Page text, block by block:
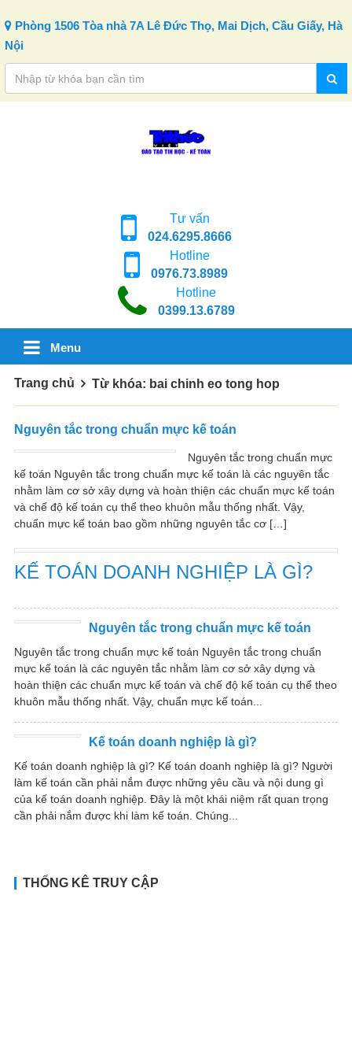
Phòng 1506 Tòa nhà 7A Lê Đức Thọ, Mai Dịch, Cầu Giấy, Hà
Nội
Tư vấn
024.6295.8666
Hotline
0976.73.8989
Hotline
0399.13.6789
Menu
Trang chủ Từ khóa: bai chinh eo tong hop
Nguyên tắc trong chuẩn mực kế toán
Nguyên tắc trong chuẩn mực
kế toán Nguyên tắc trong chuẩn mực kế toán là các nguyên tắc
nhằm làm cơ sở xây dựng và hoàn thiện các chuẩn mực kế toán
và chế độ kế toán cụ thể theo khuôn mẫu thống nhất. Vậy,
chuẩn mực kế toán bao gồm những nguyên tắc cơ […]
KẾ TOÁN DOANH NGHIỆP LÀ GÌ?
Nguyên tắc trong chuẩn mực kế toán
Nguyên tắc trong chuẩn mực kế toán Nguyên tắc trong chuẩn
mực kế toán là các nguyên tắc nhằm làm cơ sở xây dựng và
hoàn thiện các chuẩn mực kế toán và chế độ kế toán cụ thể theo
khuôn mẫu thống nhất. Vậy, chuẩn mực kế toán...
Kế toán doanh nghiệp là gì?
Kế toán doanh nghiệp là gì? Kế toán doanh nghiệp là gì? Người
làm kế toán cần phải nắm được những yêu cầu và nội dung gì
của kế toán doanh nghiệp. Đây là một khái niệm rất quan trọng
cần phải nắm được khi làm kế toán. Chúng...
THỐNG KÊ TRUY CẬP